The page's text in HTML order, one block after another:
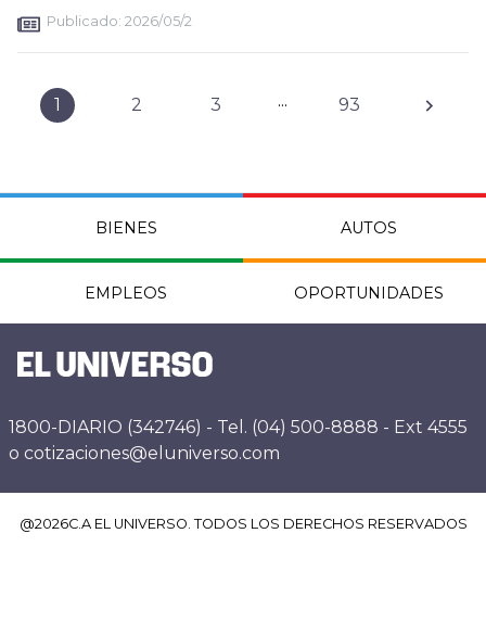
Publicado: 2026/05/2
1 2 3 ... 93
BIENES AUTOS
EMPLEOS OPORTUNIDADES
1800-DIARIO (342746) - Tel. (04) 500-8888 - Ext 4555
o cotizaciones@eluniverso.com
@2026C.A EL UNIVERSO. TODOS LOS DERECHOS RESERVADOS